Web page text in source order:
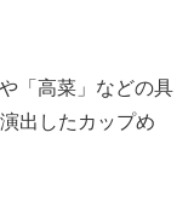
「高菜」などの具
出したカップめ